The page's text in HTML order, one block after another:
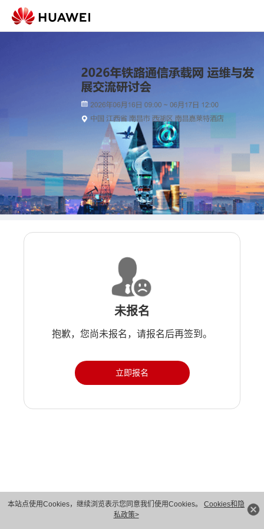
本站点使用Cookies，继续浏览表示您同意我们使用Cookies。 Cookies和隐
私政策>
未报名
抱歉，您尚未报名，请报名后再签到。
立即报名
版权所有 © 华为技术有限公司 1998-2026。 保留一切权利。粤A2-20044005号
隐私保护
法律声明